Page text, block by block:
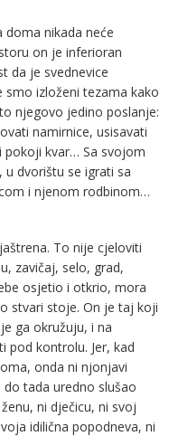
doma nikada neće
on je inferioran
da je svednevice
smo izloženi tezama kako
njegovo jedino poslanje:
namirnice, usisavati
kvar… Sa svojom
u dvorištu se igrati sa
i njenom rodbinom…
To nije cjeloviti
zavičaj, selo, grad,
osjetio i otkrio, mora
stvari stoje. On je taj koji
ga okružuju, i na
pod kontrolu. Jer, kad
onda ni njonjavi
tada uredno slušao
ni dječicu, ni svoj
idilična popodneva, ni